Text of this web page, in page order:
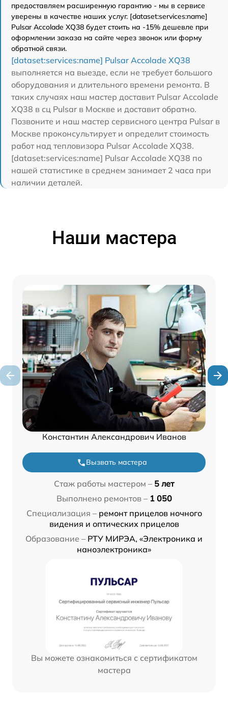
предоставляем расширенную гарантию - мы в сервисе
уверены в качестве наших услуг. [dataset:services:name]
Pulsar Accolade XQ38 будет стоить на -15% дешевле при
оформлении заказа на сайте через звонок или форму
обратной связи.
[dataset:services:name] Pulsar Accolade XQ38
выполняется на выезде, если не требует большого
оборудования и длительного времени ремонта. В
таких случаях наш мастер доставит Pulsar Accolade
XQ38 в сц Pulsar в Москве и доставит обратно.
Позвоните и наш мастер сервисного центра Pulsar в
Москве проконсультирует и определит стоимость
работ над тепловизора Pulsar Accolade XQ38.
[dataset:services:name] Pulsar Accolade XQ38 по
нашей статистике в среднем занимает 2 часа при
наличии деталей.
Наши мастера
Константин Александрович Иванов
Вызвать мастера
Стаж работы мастером – 5 лет
Выполнено ремонтов – 1 050
Специализация – ремонт прицелов ночного
видения и оптических прицелов
Образование – РТУ МИРЭА, «Электроника и
наноэлектроника»
Вы можете ознакомиться с сертификатом
мастера